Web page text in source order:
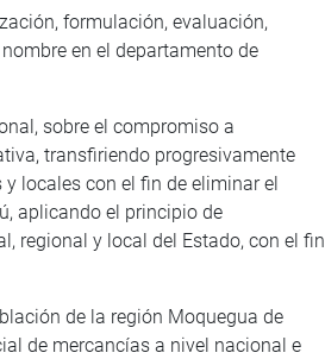
formulación, evaluación,
en el departamento de
sobre el compromiso a
transfiriendo progresivamente
locales con el fin de eliminar el
aplicando el principio de
regional y local del Estado, con el fin
de la región Moquegua de
de mercancías a nivel nacional e